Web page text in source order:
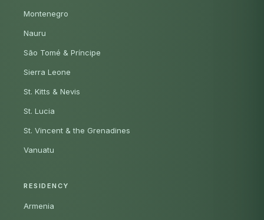
Montenegro
Nauru
São Tomé & Príncipe
Sierra Leone
St. Kitts & Nevis
St. Lucia
St. Vincent & the Grenadines
Vanuatu
RESIDENCY
Armenia